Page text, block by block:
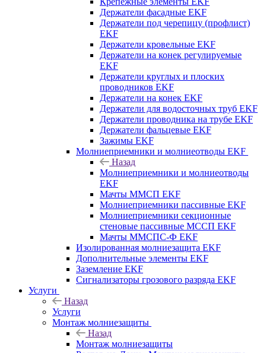
Держатели фасадные EKF
Держатели под черепицу (профлист)
EKF
Держатели кровельные EKF
Держатели на конек регулируемые
EKF
Держатели круглых и плоских
проводников EKF
Держатели на конек EKF
Держатели для водосточных труб EKF
Держатели проводника на трубе EKF
Держатели фальцевые EKF
Зажимы EKF
Молниеприемники и молниеотводы EKF
Назад
Молниеприемники и молниеотводы
EKF
Мачты ММСП EKF
Молниеприемники пассивные EKF
Молниеприемники секционные
стеновые пассивные МССП EKF
Мачты ММСПС-Ф EKF
Изолированная молниезащита EKF
Дополнительные элементы EKF
Заземление EKF
Сигнализаторы грозового разряда EKF
Услуги
Назад
Услуги
Монтаж молниезащиты
Назад
Монтаж молниезащиты